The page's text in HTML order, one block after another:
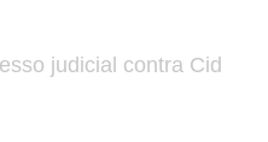
judicial contra Cid